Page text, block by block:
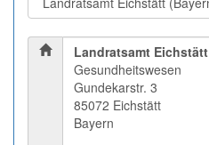
Landratsamt Eichstätt
Gesundheitswesen
Gundekarstr. 3
85072 Eichstätt
Bayern